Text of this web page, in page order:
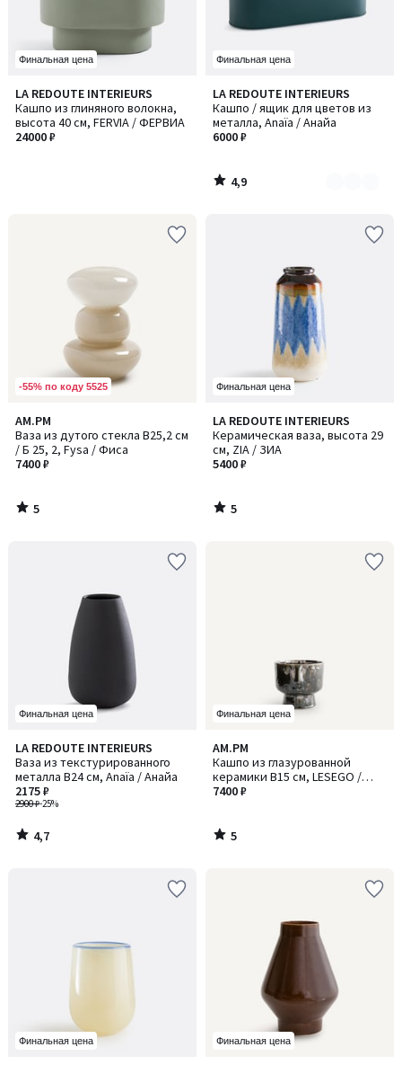
Финальная цена
LA REDOUTE INTERIEURS
Кашпо из глиняного волокна,
высота 40 см, FERVIA / ФЕРВИА
24000 ₽
Финальная цена
LA REDOUTE INTERIEURS
Кашпо / ящик для цветов из
металла, Anaïa / Анайа
6000 ₽
4,9
/ 5
Количество
цветов:
2
4,9
/
-55% по коду 5525
AM.PM
Ваза из дутого стекла В25,2 см
/ Б 25, 2, Fysa / Фиса
7400 ₽
5
/
5
5
/
Финальная цена
LA REDOUTE INTERIEURS
Керамическая ваза, высота 29
см, ZIA / ЗИА
5400 ₽
5
/
5
5
/
Финальная цена
LA REDOUTE INTERIEURS
Ваза из текстурированного
металла В24 см, Anaïa / Анайа
2900 ₽-25%
2175 ₽
4,7
/ 5
4,7
/
Финальная цена
AM.PM
Кашпо из глазурованной
керамики В15 см, LESEGO /
ЛЕСЕГО
7400 ₽
5
/
5
5
/
Финальная цена Финальная цена